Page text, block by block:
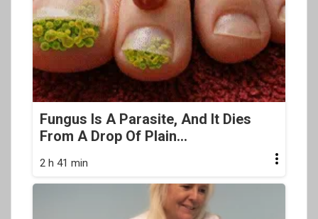
Fungus Is A Parasite, And It Dies
From A Drop Of Plain...
2 h 41 min